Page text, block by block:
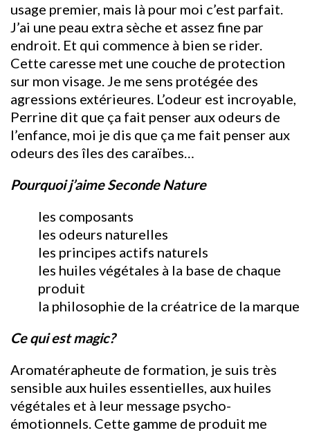
usage premier, mais là pour moi c’est parfait.
J’ai une peau extra sèche et assez fine par
endroit. Et qui commence à bien se rider.
Cette caresse met une couche de protection
sur mon visage. Je me sens protégée des
agressions extérieures. L’odeur est incroyable,
Perrine dit que ça fait penser aux odeurs de
l’enfance, moi je dis que ça me fait penser aux
odeurs des îles des caraïbes…
Pourquoi j’aime Seconde Nature
les composants
les odeurs naturelles
les principes actifs naturels
les huiles végétales à la base de chaque
produit
la philosophie de la créatrice de la marque
Ce qui est magic?
Aromatérapheute de formation, je suis très
sensible aux huiles essentielles, aux huiles
végétales et à leur message psycho-
émotionnels. Cette gamme de produit me